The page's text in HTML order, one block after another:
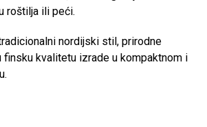
roštilja ili peći.
nordijski stil, prirodne
finsku kvalitetu izrade u kompaktnom i